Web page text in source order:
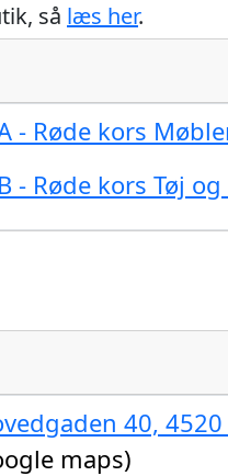
så læs her.
- Røde kors
B - Røde kors Tøj
40,
maps)